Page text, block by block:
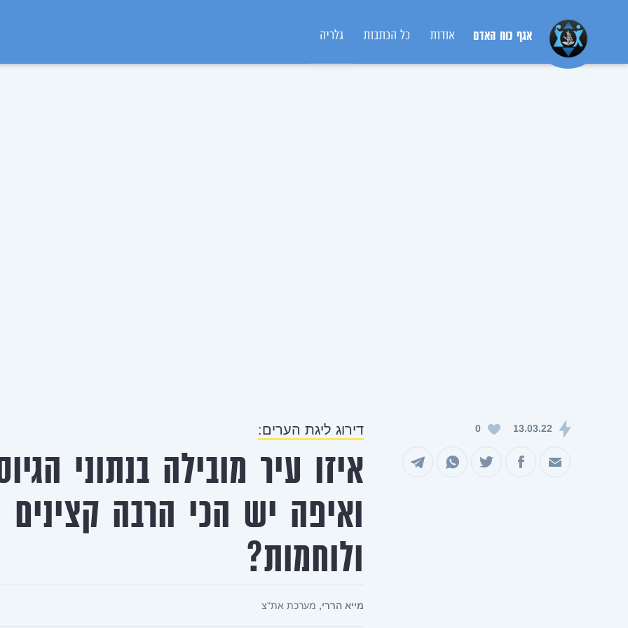
אגף כוח האדם אודות כל הכתבות גלריה
דירוג ליגת הערים:
שיתוף במיילשיתוף בפייסבוק
שיתוף בטוויטרשיתוף בוואטסאפ
שיתוף בטלגרםאיזו עיר מובילה בנתוני
ואיפה יש הכי הרבה קצינים
ולוחמות?
13.03.22
0
מייא הררי, מערכת את"צ